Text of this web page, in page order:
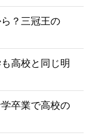
？三冠王の
高校と同じ明
卒業で高校の